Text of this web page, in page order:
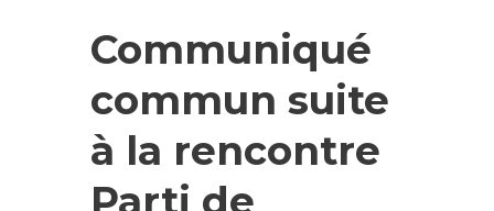
Communiqué
commun suite
à la rencontre
Parti de